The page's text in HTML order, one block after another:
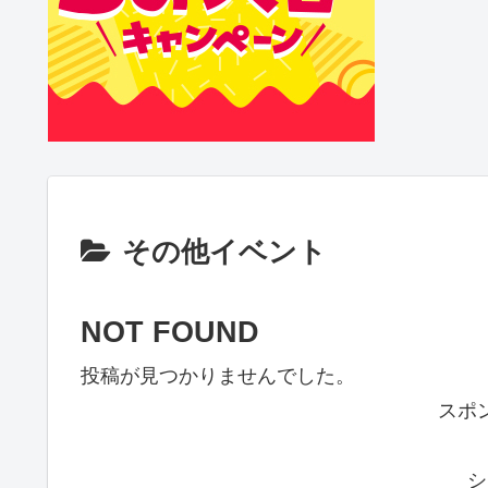
その他イベント
NOT FOUND
投稿が見つかりませんでした。
スポ